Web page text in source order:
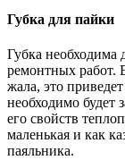
Губка для пайки
Губка необходима
ремонтных работ.
жала, это
необходимо будет
его свойств
маленькая и как
паяльника.